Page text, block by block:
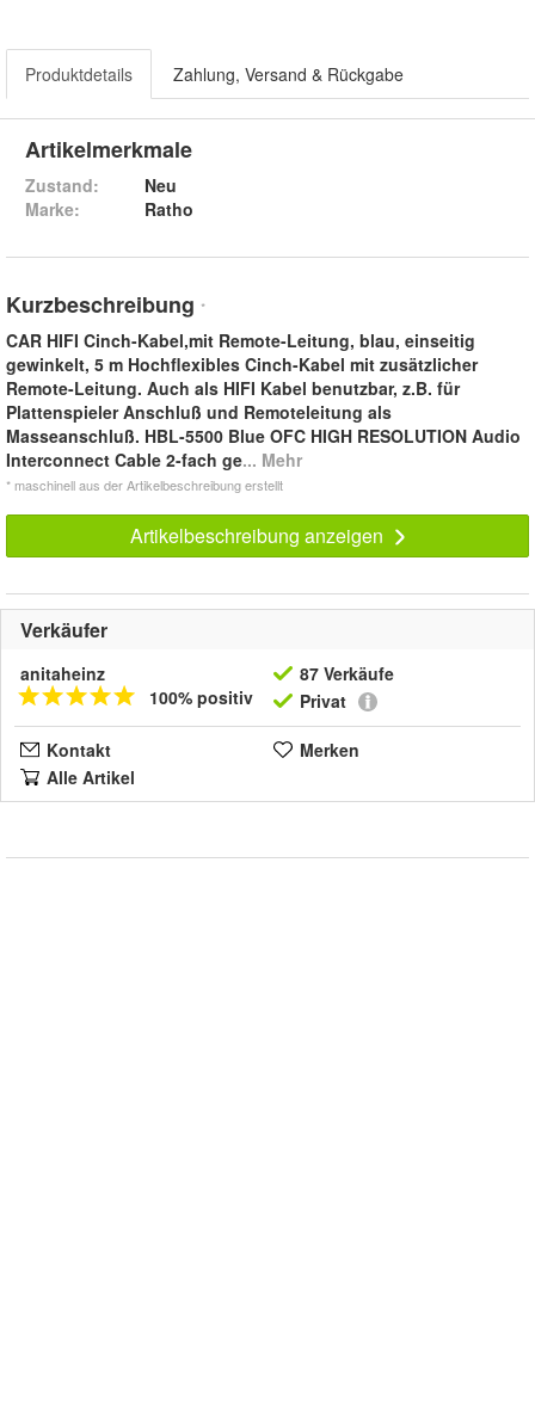
Produktdetails Zahlung, Versand & Rückgabe
Artikelmerkmale
Zustand:
Neu
Marke:
Ratho
Kurzbeschreibung *
CAR HIFI Cinch-Kabel,mit Remote-Leitung, blau, einseitig
gewinkelt, 5 m Hochflexibles Cinch-Kabel mit zusätzlicher
Remote-Leitung. Auch als HIFI Kabel benutzbar, z.B. für
Plattenspieler Anschluß und Remoteleitung als
Masseanschluß. HBL-5500 Blue OFC HIGH RESOLUTION Audio
Interconnect Cable 2-fach ge... Mehr
* maschinell aus der Artikelbeschreibung erstellt
Artikelbeschreibung anzeigen
Verkäufer
anitaheinz
100% positiv
87 Verkäufe
Privat
Kontakt
Merken
Alle Artikel